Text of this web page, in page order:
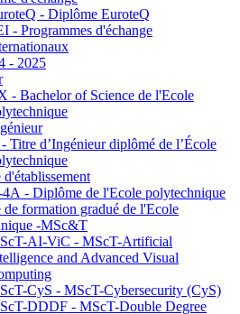
- Diplôme EuroteQ
- Programmes d'échange
- 2025
- Bachelor of Science de l'Ecole
Titre d’Ingénieur diplômé de l’École
- Diplôme de l'Ecole polytechnique
formation gradué de l'Ecole
-MSc&T
AI-ViC - MScT-Artificial
and Advanced Visual
CyS - MScT-Cybersecurity (CyS)
DDDF - MScT-Double Degree